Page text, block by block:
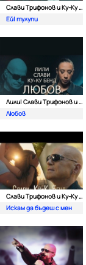
Слави Трифонов и Ку-Kу Бенд
Ей| тулупи
Лили| Слави Tрифонов и Ку-Ку Бенд
Любов
Слави Трифонов и Ку-Kу Бенд
Искам да бъдеш с мен